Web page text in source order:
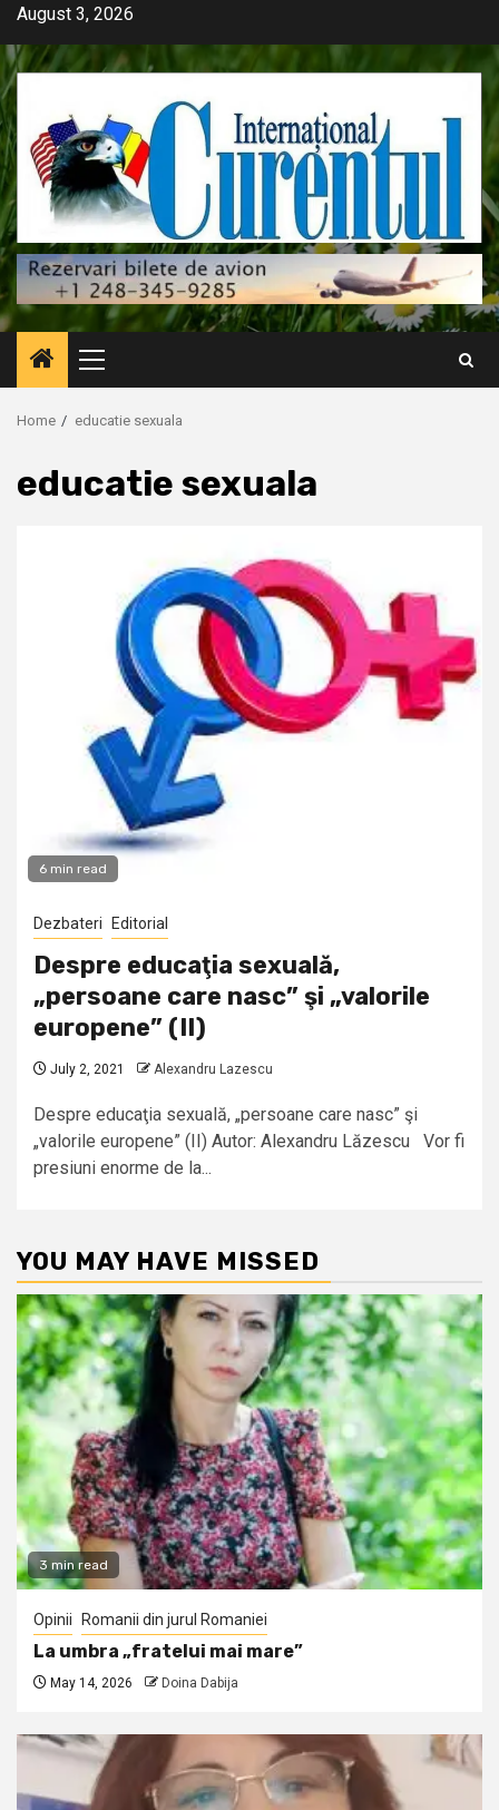
Skip
content
August 3, 2026
Primary
Menu
Home educatie sexuala
educatie sexuala
6 min read
Dezbateri Editorial
Despre educaţia sexuală,
„persoane care nasc” şi „valorile
europene” (II)
July 2, 2021 Alexandru Lazescu
Despre educaţia sexuală, „persoane care nasc” şi
„valorile europene” (II) Autor: Alexandru Lăzescu Vor fi
presiuni enorme de la...
YOU MAY HAVE MISSED
3 min read
Opinii Romanii din jurul Romaniei
La umbra „fratelui mai mare”
May 14, 2026 Doina Dabija